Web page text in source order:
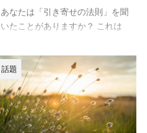
あなたは「引き寄せの法則」を聞
いたことがありますか？ これは
のを引き寄せる」 という考え方
です。 たとえば、ポジティブな
ことを考え続けると、良いことが
起こりやすくなり 逆にネガティ
ブなことばかり考えていると、悪
いことが引き寄せられるのです。
話題